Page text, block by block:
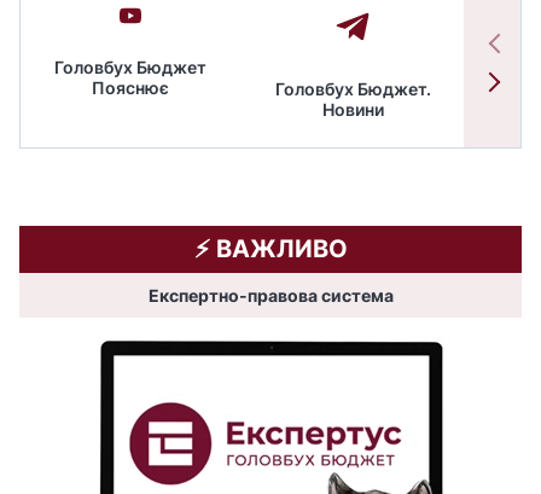
Головбух Бюджет
Пояснює
Головбух Бюджет.
Новини
⚡️ ВАЖЛИВО
Експертно-правова система